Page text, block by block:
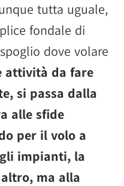
tutta uguale,
fondale di
dove volare
attività da fare
si passa dalla
alle sfide
per il volo a
impianti, la
ma alla